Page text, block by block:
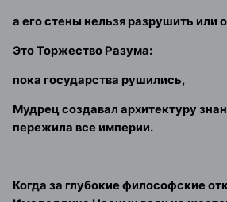
а его стены нельзя разрушить или
Это Торжество Разума:
пока государства рушились,
Мудрец создавал архитектуру
пережила все империи.
Когда за глубокие философские